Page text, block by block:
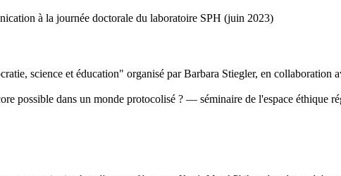
à la journée doctorale du laboratoire SPH (juin 2023)
science et éducation" organisé par Barbara Stiegler, en collaboration
possible dans un monde protocolisé ? — séminaire de l'espace éthique